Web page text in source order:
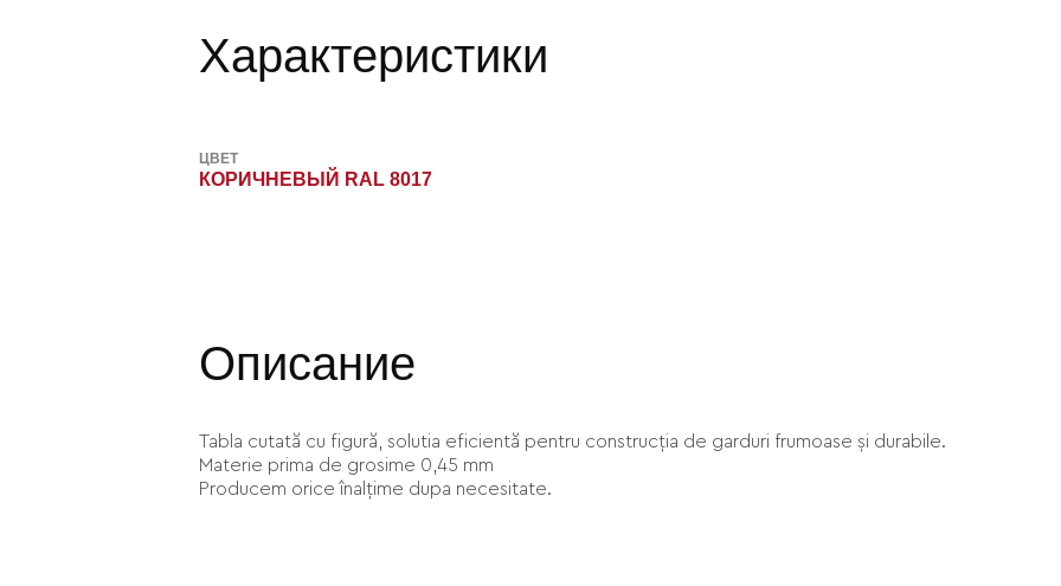
Характеристики
ЦВЕТ
КОРИЧНЕВЫЙ RAL 8017
Описание
Tabla cutată cu figură, solutia eficientă pentru construcția de garduri frumoase și durabile.
Materie prima de grosime 0,45 mm
Producem orice înalțime dupa necesitate.